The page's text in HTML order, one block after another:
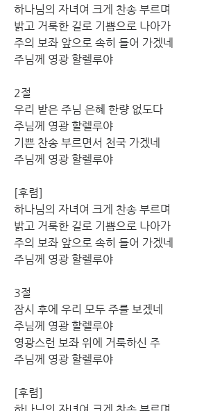
하나님의 자녀여 크게 찬송 부르며
밝고 거룩한 길로 기쁨으로 나아가
주의 보좌 앞으로 속히 들어 가겠네
주님께 영광 할렐루야
2절
우리 받은 주님 은혜 한량 없도다
주님께 영광 할렐루야
기쁜 찬송 부르면서 천국 가겠네
주님께 영광 할렐루야
[후렴]
하나님의 자녀여 크게 찬송 부르며
밝고 거룩한 길로 기쁨으로 나아가
주의 보좌 앞으로 속히 들어 가겠네
주님께 영광 할렐루야
3절
잠시 후에 우리 모두 주를 보겠네
주님께 영광 할렐루야
영광스런 보좌 위에 거룩하신 주
주님께 영광 할렐루야
[후렴]